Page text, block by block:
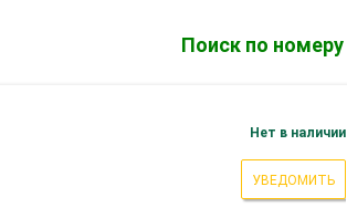
Поиск по номеру
Нет в наличии
УВЕДОМИТЬ